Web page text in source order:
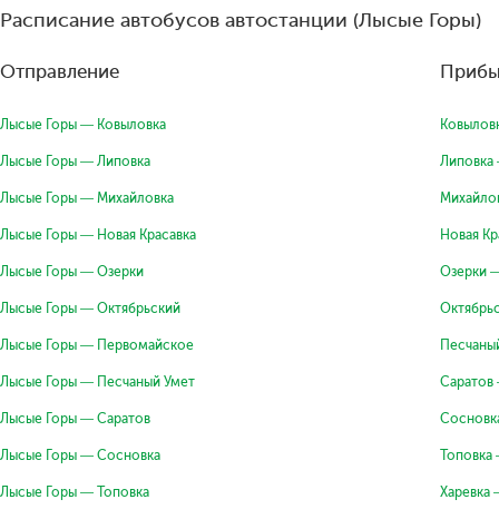
Расписание автобусов автостанции (Лысые Горы)
Отправление
Лысые Горы — Ковыловка
Лысые Горы — Липовка
Лысые Горы — Михайловка
Лысые Горы — Новая Красавка
Лысые Горы — Озерки
Лысые Горы — Октябрьский
Лысые Горы — Первомайское
Лысые Горы — Песчаный Умет
Лысые Горы — Саратов
Лысые Горы — Сосновка
Лысые Горы — Топовка
Новая
Озерки